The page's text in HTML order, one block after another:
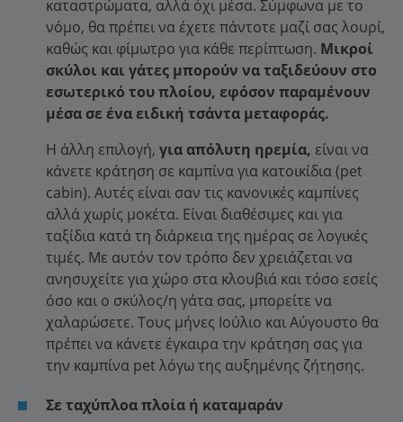
καταστρώματα, αλλά όχι μέσα. Σύμφωνα με το
νόμο, θα πρέπει να έχετε πάντοτε μαζί σας λουρί,
καθώς και φίμωτρο για κάθε περίπτωση. Μικροί
σκύλοι και γάτες μπορούν να ταξιδεύουν στο
εσωτερικό του πλοίου, εφόσον παραμένουν
μέσα σε ένα ειδική τσάντα μεταφοράς.
Η άλλη επιλογή, για απόλυτη ηρεμία, είναι να
κάνετε κράτηση σε καμπίνα για κατοικίδια (pet
cabin). Αυτές είναι σαν τις κανονικές καμπίνες
αλλά χωρίς μοκέτα. Είναι διαθέσιμες και για
ταξίδια κατά τη διάρκεια της ημέρας σε λογικές
τιμές. Με αυτόν τον τρόπο δεν χρειάζεται να
ανησυχείτε για χώρο στα κλουβιά και τόσο εσείς
όσο και ο σκύλος/η γάτα σας, μπορείτε να
χαλαρώσετε. Τους μήνες Ιούλιο και Αύγουστο θα
πρέπει να κάνετε έγκαιρα την κράτηση σας για
την καμπίνα pet λόγω της αυξημένης ζήτησης.
Σε ταχύπλοα πλοία ή καταμαράν